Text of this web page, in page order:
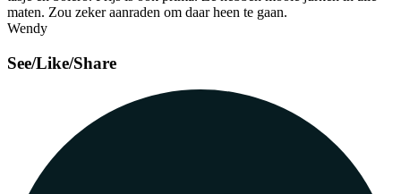
maten. Zou zeker aanraden om daar heen te gaan.
Wendy
See/Like/Share